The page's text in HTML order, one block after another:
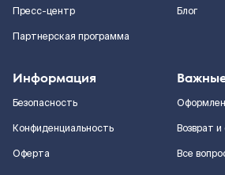
Пресс-центр
Партнерская программа
Блог
Информация
Безопасность
Конфиденциальность
Оферта
Возврат
Все